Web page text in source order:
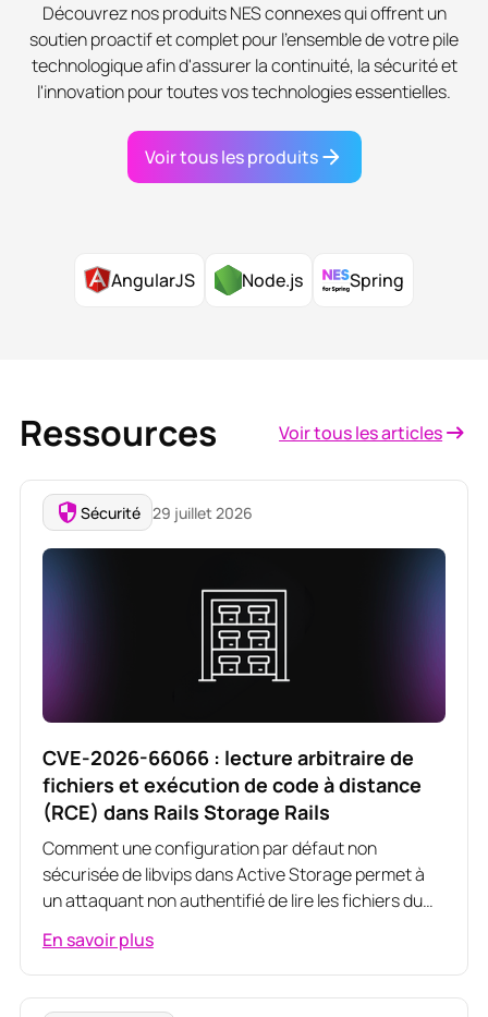
Découvrez nos produits NES connexes qui offrent un
soutien proactif et complet pour l'ensemble de votre pile
technologique afin d'assurer la continuité, la sécurité et
l'innovation pour toutes vos technologies essentielles.
Voir tous les produits
AngularJS Node.js Spring
Ressources Voir tous les articles
Sécurité 29 juillet 2026
CVE-2026-66066 : lecture arbitraire de
fichiers et exécution de code à distance
(RCE) dans Rails Storage Rails
Comment une configuration par défaut non
sécurisée de libvips dans Active Storage permet à
un attaquant non authentifié de lire les fichiers du
distance
En savoir plus